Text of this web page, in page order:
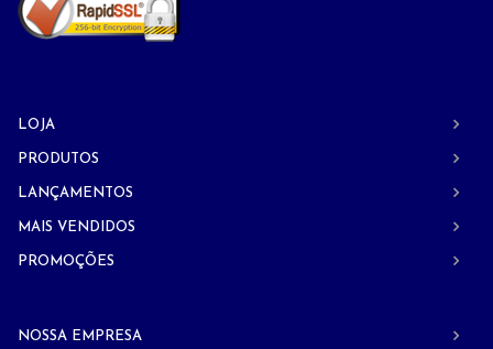
LOJA
PRODUTOS
LANÇAMENTOS
MAIS VENDIDOS
PROMOÇÕES
NOSSA EMPRESA